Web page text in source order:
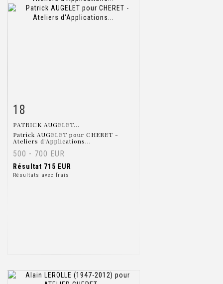
Fiche détaillée
18
PATRICK AUGELET...
Patrick AUGELET pour CHERET -
Ateliers d'Applications...
500 - 700 EUR
Résultat 715 EUR
Résultats avec frais